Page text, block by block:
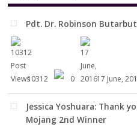
Pdt. Dr. Robinson
10312 0 17 June,
Jessica Yoshuara: Thank
Mojang 2nd Winner